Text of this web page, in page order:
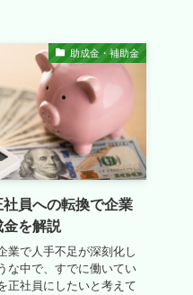
助成金・補助金
員への転換で企業
金を解説
業で人手不足が深刻化し
な中で、すでに働いてい
正社員にしたいと考えて